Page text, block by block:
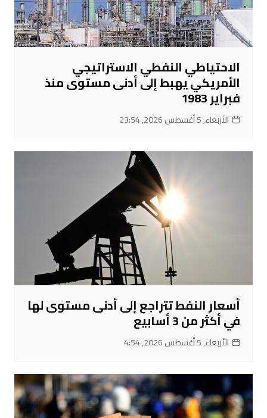
الاحتياطي النفطي الاستراتيجي
الأمريكي يهبط إلى أدنى مستوى منذ
فبراير 1983
الأربعاء, 5 أغسطس 2026, 23:54
أسعار النفط تتراجع إلى أدنى مستوى لها
في أكثر من 3 أسابيع
الأربعاء, 5 أغسطس 2026, 4:54